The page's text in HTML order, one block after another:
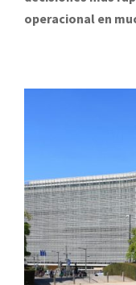
operacional en